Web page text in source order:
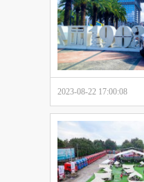
2023-08-22 17:00:08